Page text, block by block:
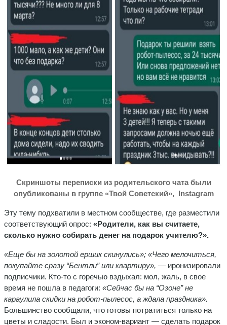
Скриншоты переписки из родительского чата были
опубликованы в группе «Твой Советский», Instagram
Эту тему подхватили в местном сообществе, где разместили
соответствующий опрос: «Родители, как вы считаете,
сколько нужно собирать денег на подарок учителю?».
«Еще бы на золотой ершик скинулись»; «Чего мелочиться,
покупайте сразу “Бентли” или квартиру», — иронизировали
подписчики. Кто-то с горечью вздыхал: мол, жаль, в свое
время не пошла в педагоги: «Сейчас бы на “Озоне” не
караулила скидки на робот-пылесос, а ждала праздника».
Большинство сообщали, что готовы потратиться только на
цветы и сладости. Был и эконом-вариант — сделать подарок